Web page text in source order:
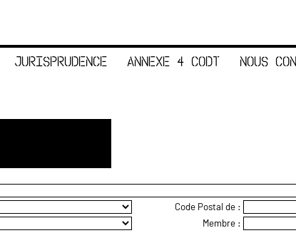
JURISPRUDENCE ANNEXE 4 CODT NOUS
Code Postal de :
Membre :